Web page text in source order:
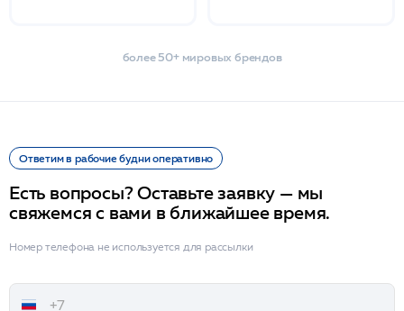
более 50+ мировых брендов
Ответим в рабочие будни оперативно
Есть вопросы? Оставьте заявку — мы
свяжемся с вами в ближайшее время.
Номер телефона не используется для рассылки